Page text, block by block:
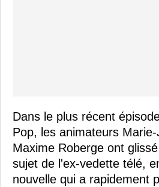
Dans le plus récent
Pop, les animateurs
Maxime Roberge ont
sujet de l'ex-vedette télé,
nouvelle qui a rapidement